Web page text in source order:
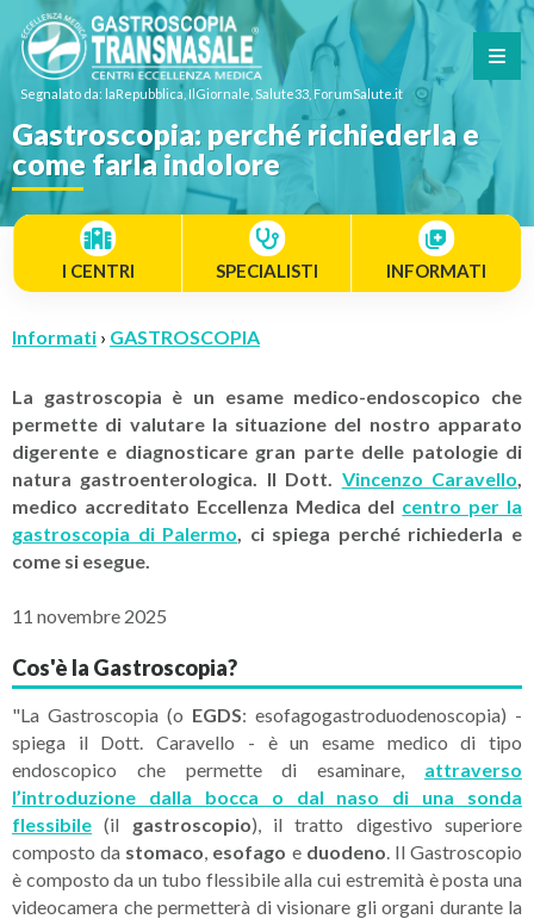
Segnalato da: laRepubblica, IlGiornale, Salute33, ForumSalute.it
Gastroscopia: perché richiederla e
come farla indolore
I CENTRI SPECIALISTI INFORMATI
Informati › GASTROSCOPIA
La gastroscopia è un esame medico-endoscopico che
permette di valutare la situazione del nostro apparato
digerente e diagnosticare gran parte delle patologie di
natura gastroenterologica. Il Dott. Vincenzo Caravello,
medico accreditato Eccellenza Medica del centro per la
gastroscopia di Palermo, ci spiega perché richiederla e
come si esegue.
11 novembre 2025
Cos'è la Gastroscopia?
"La Gastroscopia (o EGDS: esofagogastroduodenoscopia) -
spiega il Dott. Caravello - è un esame medico di tipo
endoscopico che permette di esaminare, attraverso
l’introduzione dalla bocca o dal naso di una sonda
flessibile (il gastroscopio), il tratto digestivo superiore
composto da stomaco, esofago e duodeno. Il Gastroscopio
è composto da un tubo flessibile alla cui estremità è posta una
videocamera che permetterà di visionare gli organi durante la